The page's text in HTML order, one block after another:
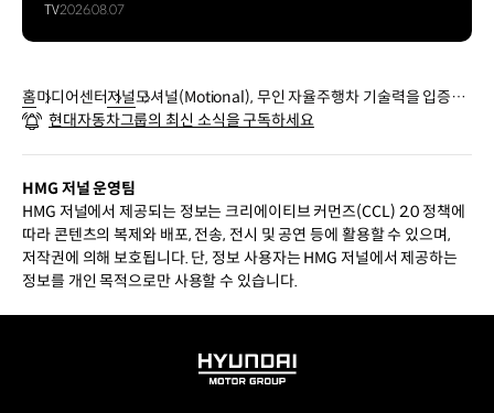
TV2026.08.07
홈미디어센터저널모셔널(Motional), 무인 자율주행차 기술력을 입증하
다
현대자동차그룹의 최신 소식을 구독하세요
HMG 저널 운영팀
HMG 저널에서 제공되는 정보는 크리에이티브 커먼즈(CCL) 2.0 정책에
따라 콘텐츠의 복제와 배포, 전송, 전시 및 공연 등에 활용할 수 있으며,
저작권에 의해 보호됩니다. 단, 정보 사용자는 HMG 저널에서 제공하는
정보를 개인 목적으로만 사용할 수 있습니다.
HYUNDAI